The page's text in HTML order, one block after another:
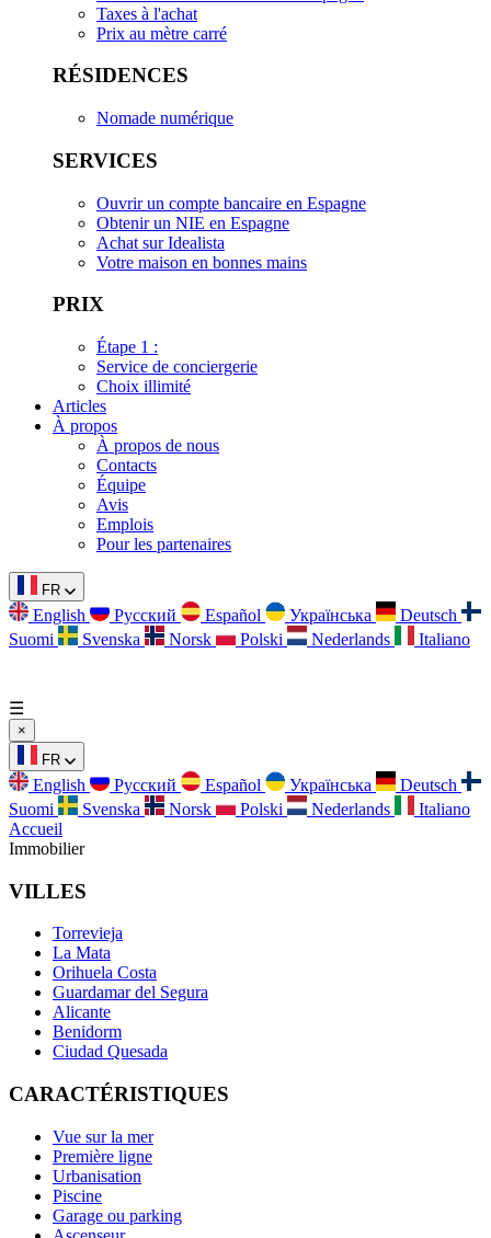
Taxes à l'achat
Prix au mètre carré
RÉSIDENCES
Nomade numérique
SERVICES
Ouvrir un compte bancaire en Espagne
Obtenir un NIE en Espagne
Achat sur Idealista
Votre maison en bonnes mains
PRIX
Étape 1 :
Service de conciergerie
Choix illimité
Articles
À propos
À propos de nous
Contacts
Équipe
Avis
Emplois
Pour les partenaires
FR
English Русский Español Українська
Deutsch
Suomi
Svenska Norsk Polski Nederlands Italiano
☰
×
FR
English Русский Español Українська
Deutsch
Suomi
Svenska Norsk Polski Nederlands
Italiano
Accueil
Immobilier
VILLES
Torrevieja
La Mata
Orihuela Costa
Guardamar del Segura
Alicante
Benidorm
Ciudad Quesada
CARACTÉRISTIQUES
Vue sur la mer
Première ligne
Urbanisation
Piscine
Garage ou parking